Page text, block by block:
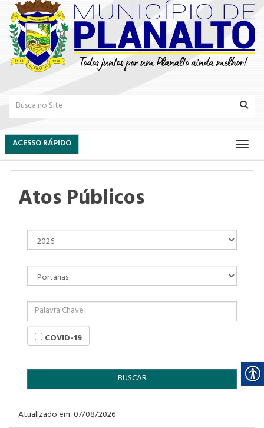
ACESSO RÁPIDO
Atos Públicos
COVID-19
BUSCAR
Atualizado em: 07/08/2026